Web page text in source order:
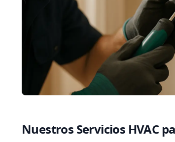
Nuestros Servicios HVAC